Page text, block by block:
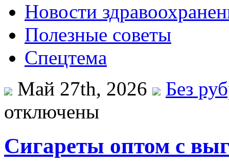
Новости
Полезные советы
Спецтема
Май 27th, 2026
Без
отключены
Сигареты оптом с